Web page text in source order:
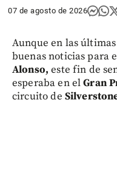
07 de agosto de 2026
Aunque en las
buenas noticias para
Alonso, este fin de
esperaba en elGran
circuito de